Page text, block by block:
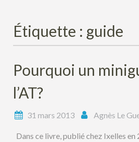
Étiquette : guide
Pourquoi un
l’AT?
31 mars 2013 Agnès Le
Dans ce livre, publié chez Ixelles en